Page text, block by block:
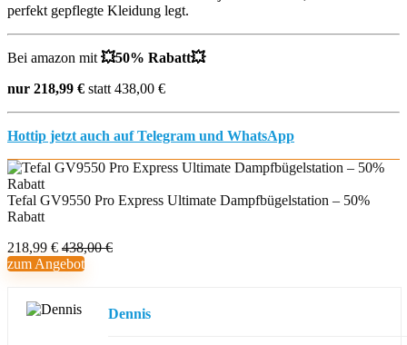
perfekt gepflegte Kleidung legt.
Bei amazon mit 💥50% Rabatt💥
nur 218,99 € statt 438,00 €
Hottip jetzt auch auf Telegram und WhatsApp
Tefal GV9550 Pro Express Ultimate Dampfbügelstation – 50%
Rabatt
218,99 € 438,00 €
zum Angebot
Dennis